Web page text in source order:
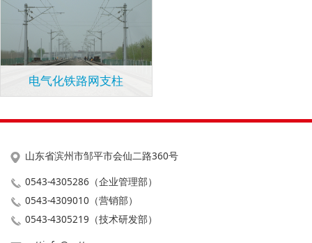
电气化铁路网支柱
山东省滨州市邹平市会仙二路360号
0543-4305286（企业管理部）
0543-4309010（营销部）
0543-4305219（技术研发部）